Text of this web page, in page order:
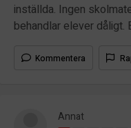
inställda. Ingen
behandlar elever dåligt.
Kommentera
Annat